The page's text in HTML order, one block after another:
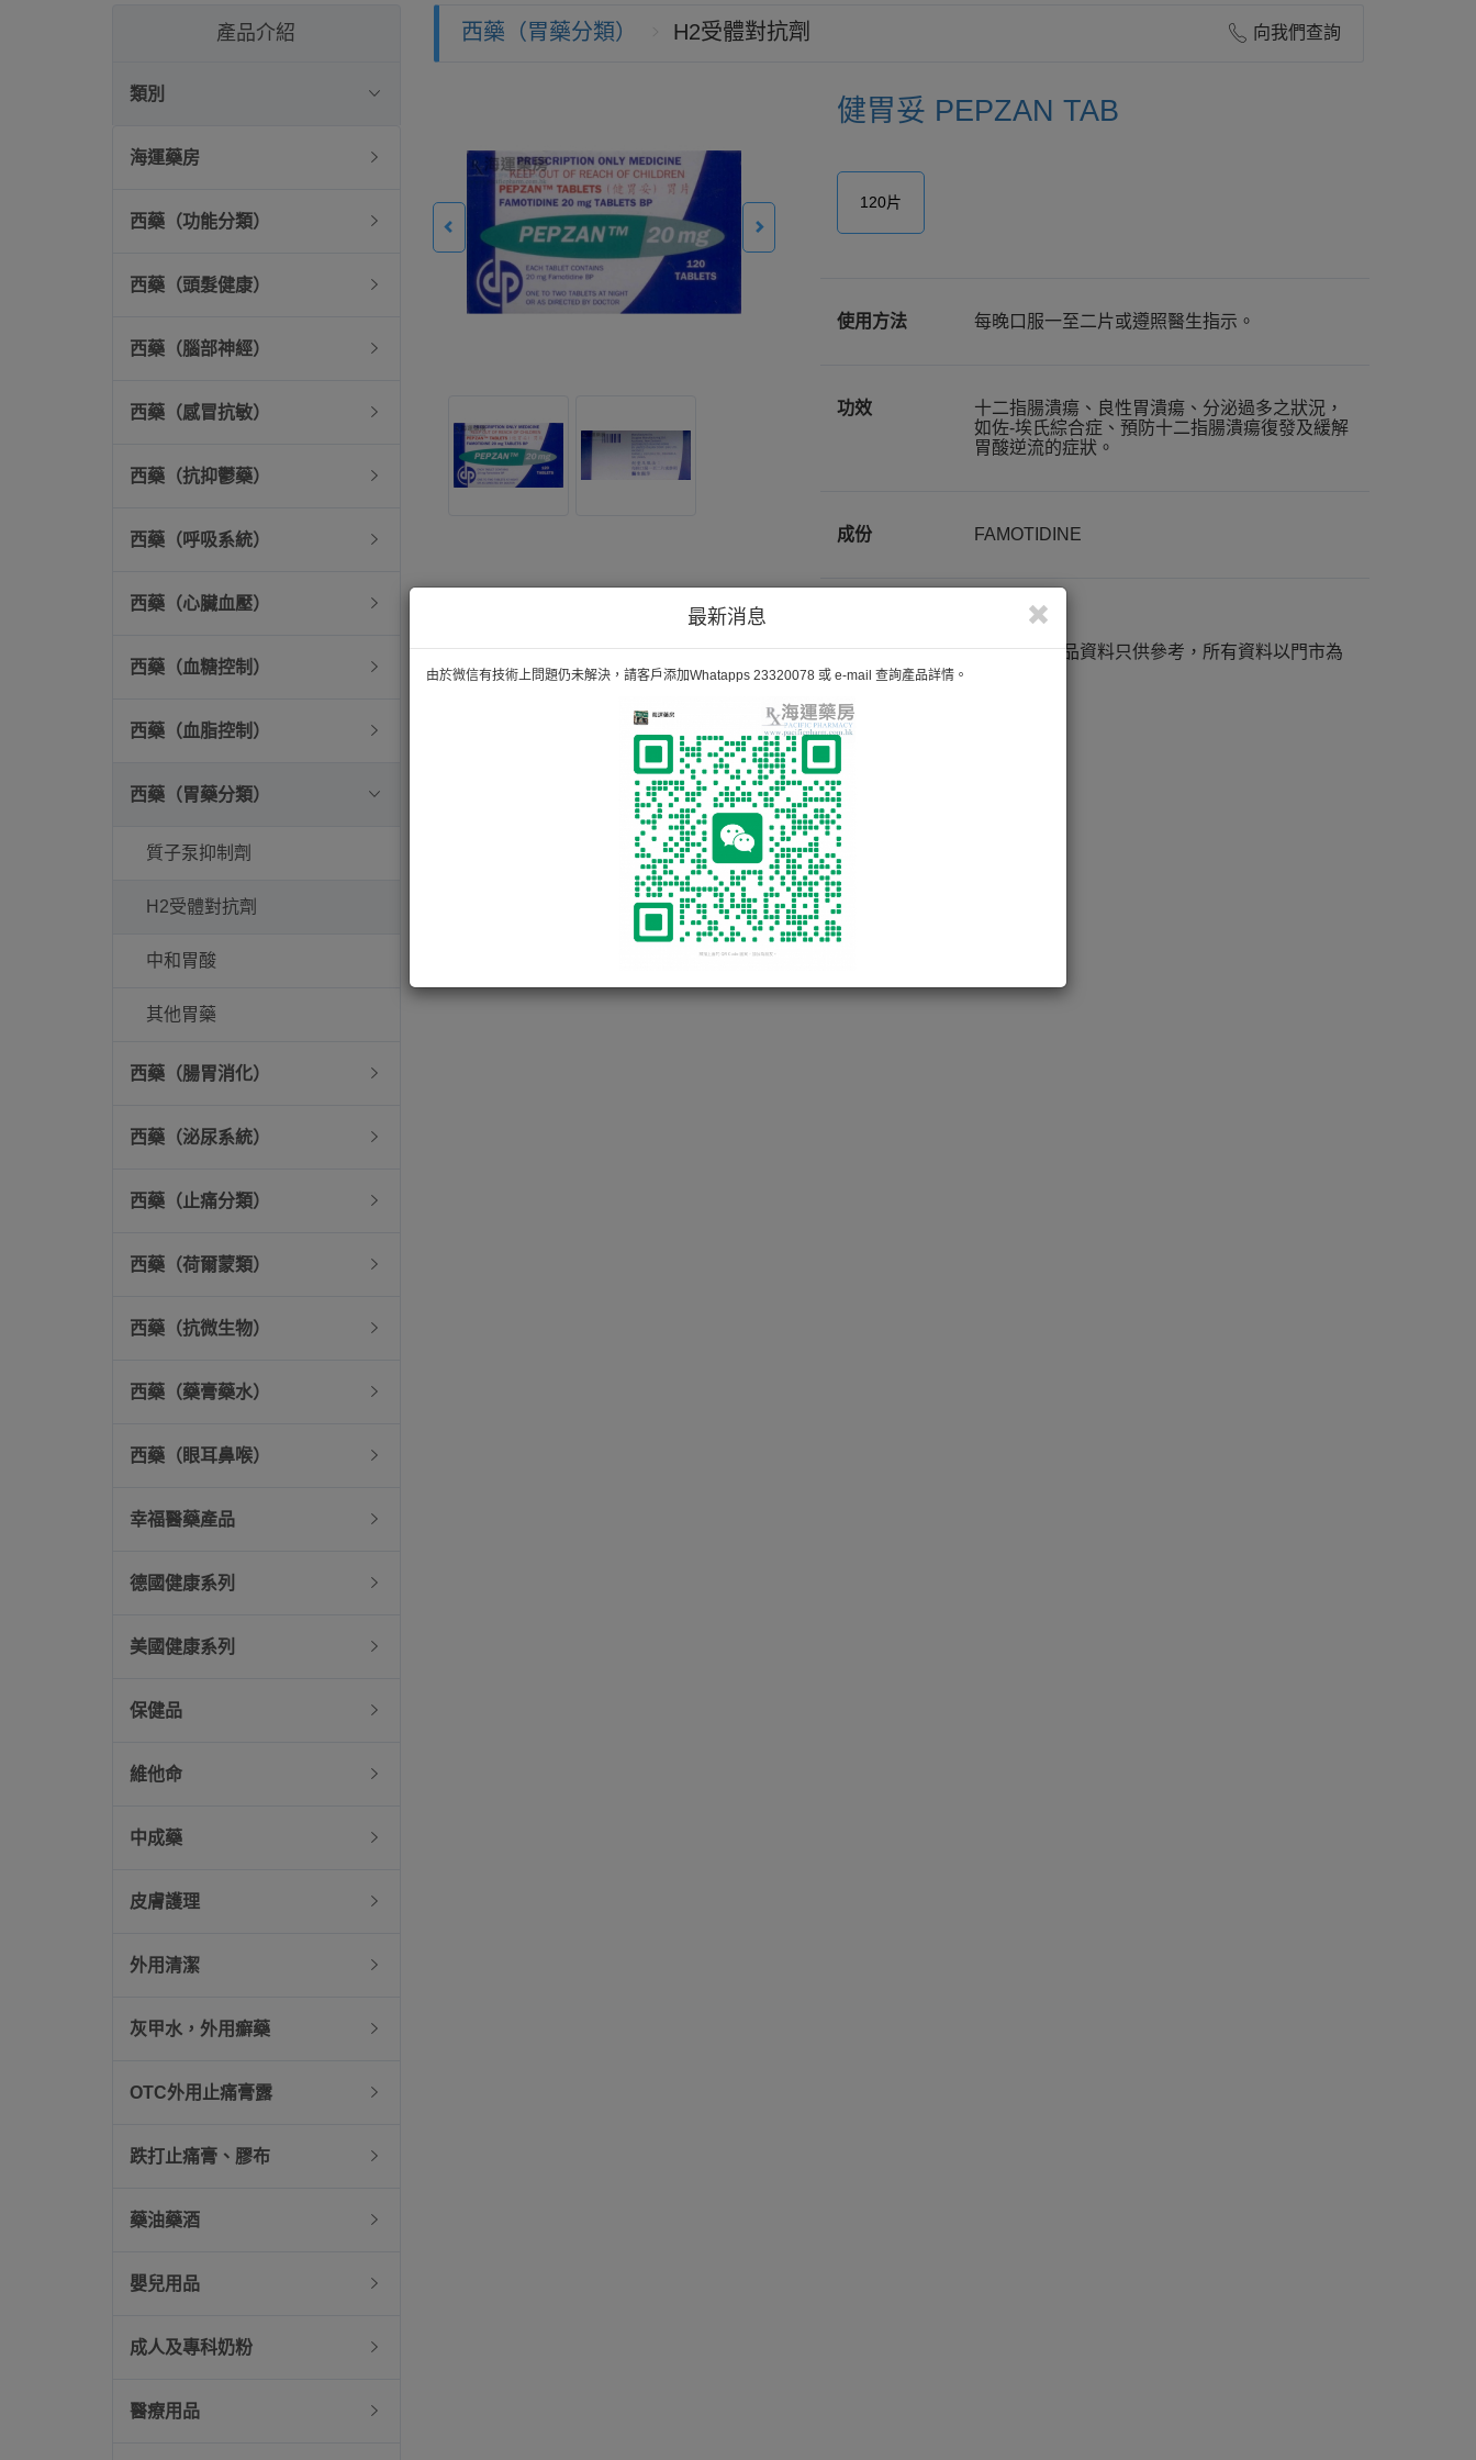
最新消息
由於微信有技術上問題仍未解決，請客戶添加Whatapps 23320078 或 e-mail 查詢產品詳情。
產品介紹
類別
海運藥房
西藥（功能分類）
西藥（頭髮健康）
西藥（腦部神經）
西藥（感冒抗敏）
西藥（抗抑鬱藥）
西藥（呼吸系統）
西藥（心臟血壓）
西藥（血糖控制）
西藥（血脂控制）
西藥（胃藥分類）
質子泵抑制劑
H2受體對抗劑
中和胃酸
其他胃藥
西藥（腸胃消化）
西藥（泌尿系統）
西藥（止痛分類）
西藥（荷爾蒙類）
西藥（抗微生物）
西藥（藥膏藥水）
西藥（眼耳鼻喉）
幸福醫藥產品
德國健康系列
美國健康系列
保健品
維他命
中成藥
皮膚護理
外用清潔
灰甲水，外用癬藥
OTC外用止痛膏露
跌打止痛膏、膠布
藥油藥酒
嬰兒用品
成人及專科奶粉
醫療用品
西藥（胃藥分類） H2受體對抗劑 向我們查詢
健胃妥 PEPZAN TAB
120片
使用方法 每晚口服一至二片或遵照醫生指示。
功效
十二指腸潰瘍、良性胃潰瘍、分泌過多之狀況，
如佐-埃氏綜合症、預防十二指腸潰瘍復發及緩解
胃酸逆流的症狀。
成份 FAMOTIDINE
HK-35612
網站內之產品資料只供參考，所有資料以門市為